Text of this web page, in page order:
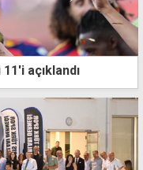
açıklandı